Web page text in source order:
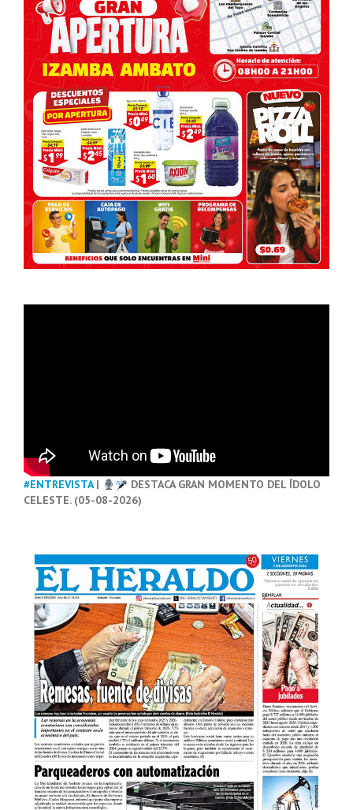
#ENTREVISTA|
DESTACA GRAN MOMENTO DEL ÍDOLO
CELESTE. (05-08-2026)